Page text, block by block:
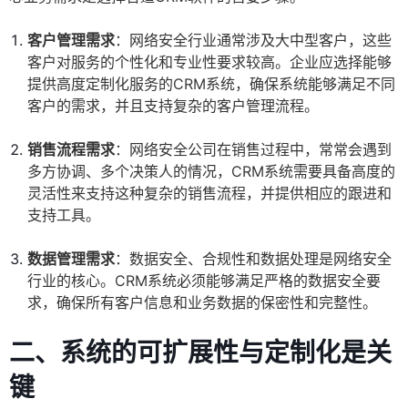
客户管理需求：网络安全行业通常涉及大中型客户，这些
客户对服务的个性化和专业性要求较高。企业应选择能够
提供高度定制化服务的CRM系统，确保系统能够满足不同
客户的需求，并且支持复杂的客户管理流程。
销售流程需求：网络安全公司在销售过程中，常常会遇到
多方协调、多个决策人的情况，CRM系统需要具备高度的
灵活性来支持这种复杂的销售流程，并提供相应的跟进和
支持工具。
数据管理需求：数据安全、合规性和数据处理是网络安全
行业的核心。CRM系统必须能够满足严格的数据安全要
求，确保所有客户信息和业务数据的保密性和完整性。
二、系统的可扩展性与定制化是关
键